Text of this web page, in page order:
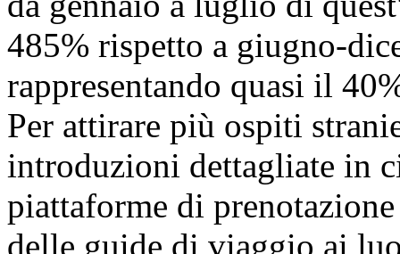
485% rispetto a giugno-
rappresentando quasi il
Per attirare più ospiti
introduzioni dettagliate in
piattaforme di
delle guide di viaggio ai